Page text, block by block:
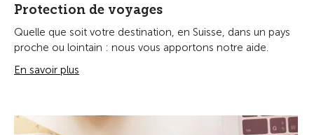
Protection de voyages
Quelle que soit votre destination, en Suisse, dans un pays
proche ou lointain : nous vous apportons notre aide.
En savoir plus